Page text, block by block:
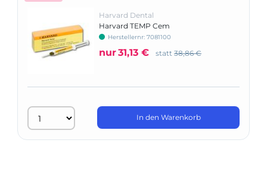
Harvard Dental
Harvard TEMP Cem
Herstellernr: 7081100
nur31,13 € statt 38,86 €
In den Warenkorb